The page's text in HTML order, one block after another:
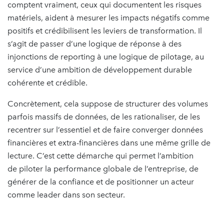
comptent vraiment, ceux qui documentent les risques
matériels, aident à mesurer les impacts négatifs comme
positifs et crédibilisent les leviers de transformation. Il
s’agit de passer d’une logique de réponse à des
injonctions de reporting à une logique de pilotage, au
service d’une ambition de développement durable
cohérente et crédible.​
Concrètement, cela suppose de structurer des volumes
parfois massifs de données, de les rationaliser, de les
recentrer sur l’essentiel et de faire converger données
financières et extra-financières dans une même grille de
lecture. C’est cette démarche qui permet l’ambition
de piloter la performance globale de l’entreprise, de
générer de la confiance et de positionner un acteur
comme leader dans son secteur.​